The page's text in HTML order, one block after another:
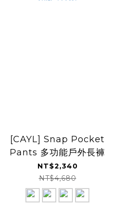
[CAYL] Snap Pocket
Pants 多功能戶外長褲
NT$2,340
NT$4,680